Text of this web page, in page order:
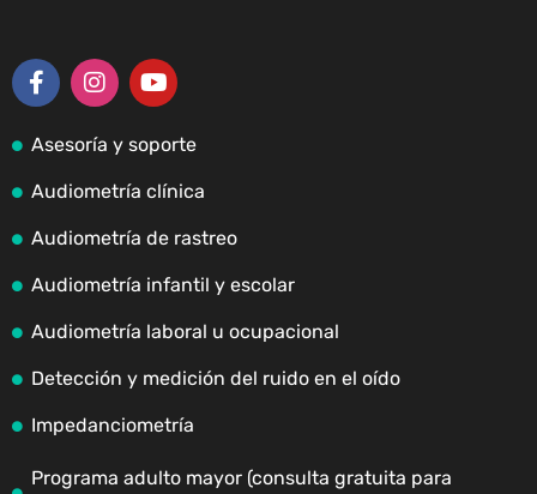
Asesoría y soporte
Audiometría clínica
Audiometría de rastreo
Audiometría infantil y escolar
Audiometría laboral u ocupacional
Detección y medición del ruido en el oído
Impedanciometría
Programa adulto mayor (consulta gratuita para